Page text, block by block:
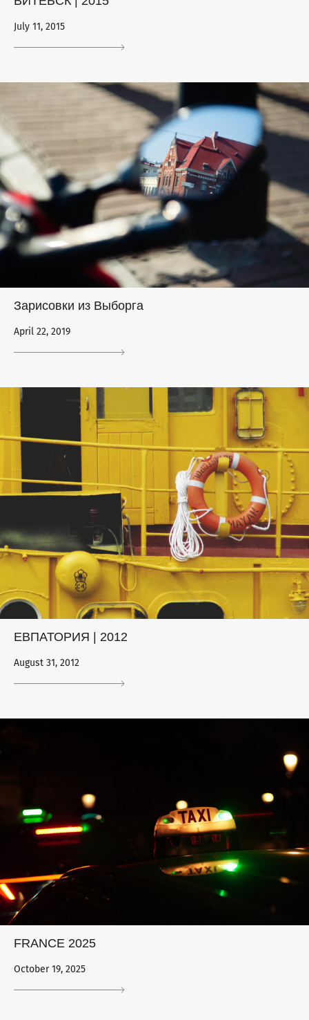
July 11, 2015
Зарисовки из Выборга
April 22, 2019
ЕВПАТОРИЯ | 2012
August 31, 2012
FRANCE 2025
October 19, 2025